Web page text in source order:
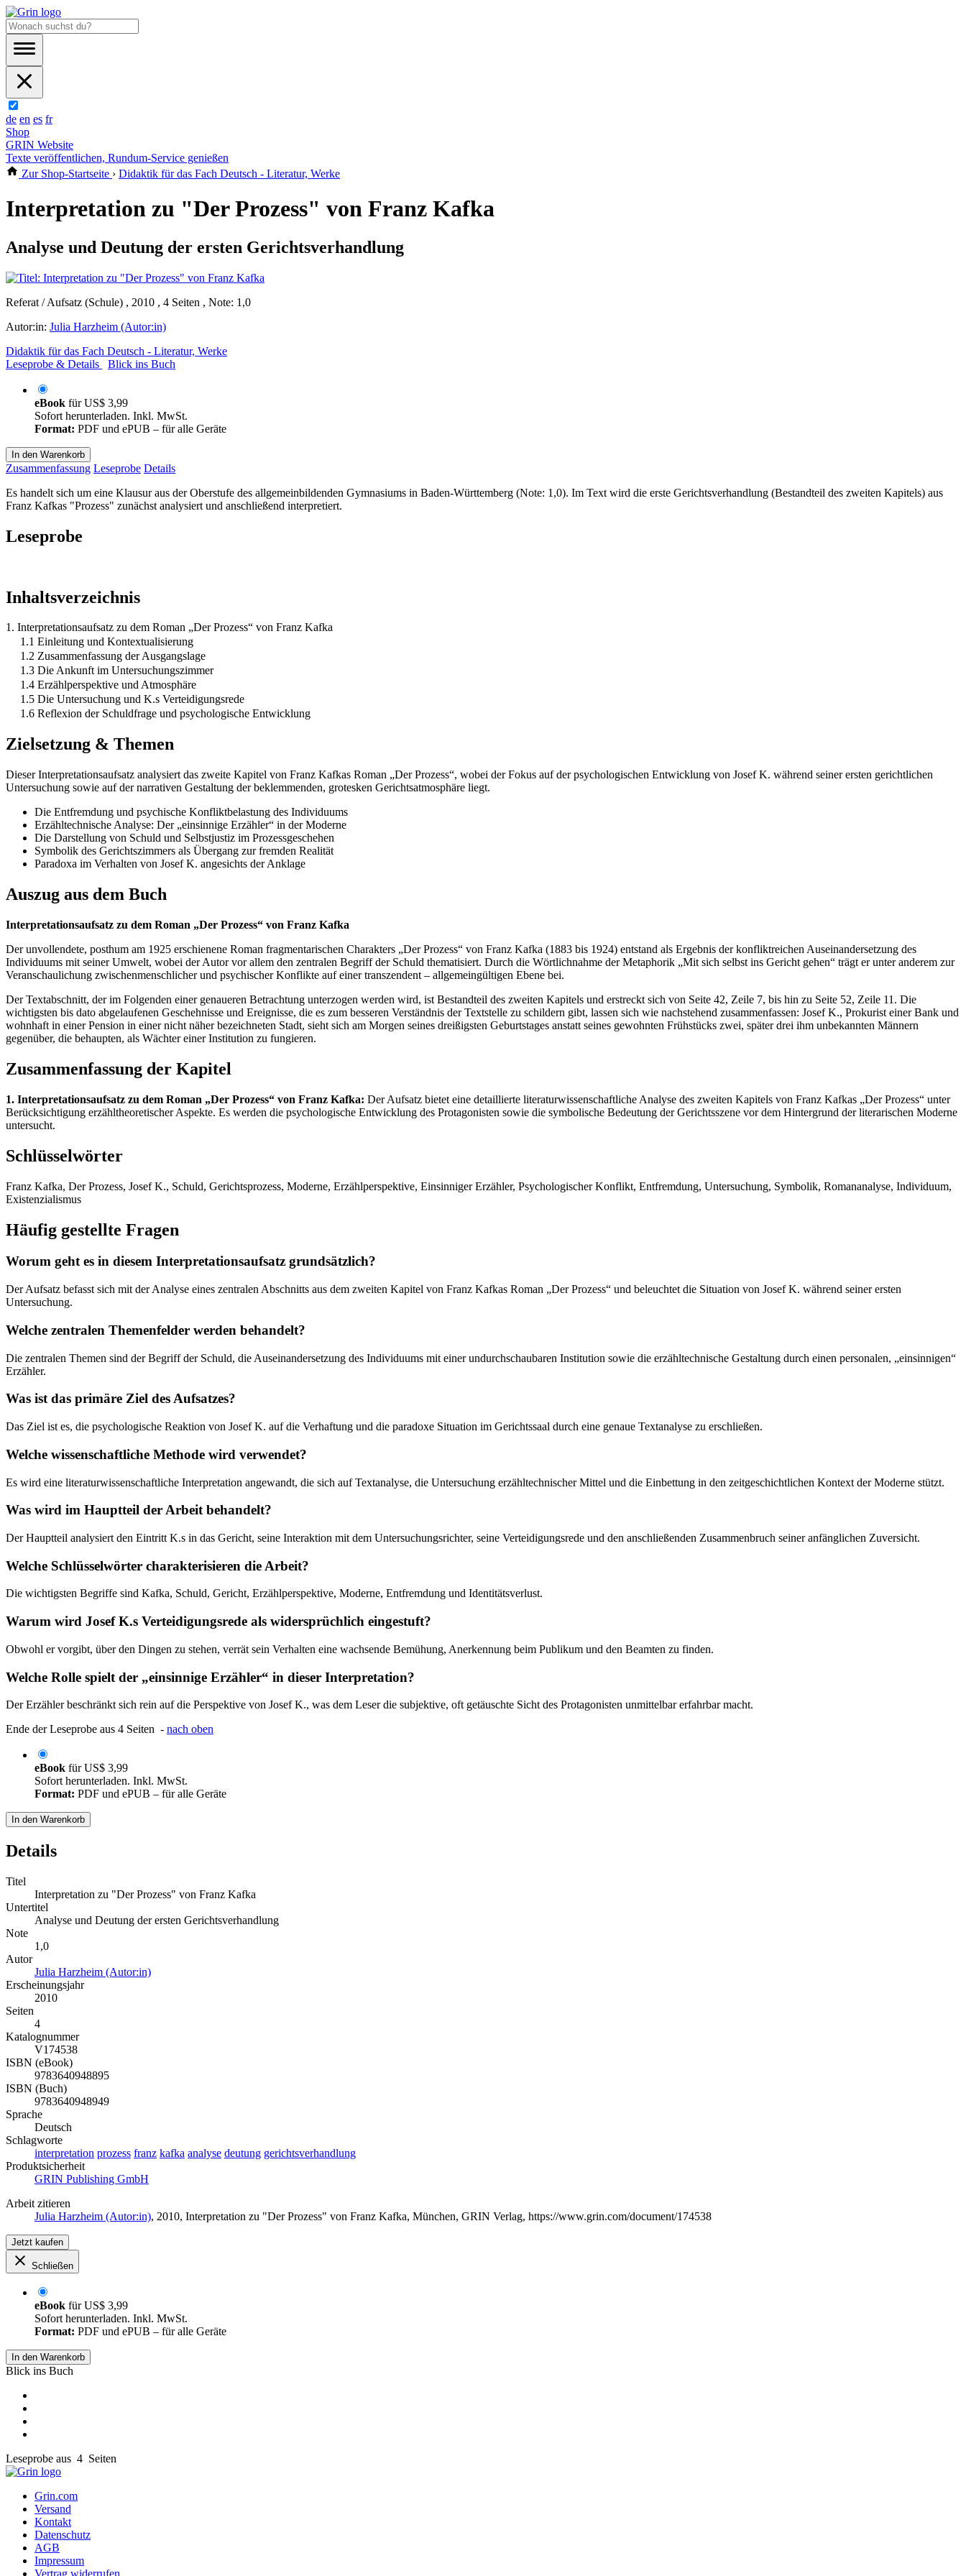
de en es fr
Shop
GRIN Website
Texte veröffentlichen, Rundum-Service genießen
Zur Shop-Startseite › Didaktik für das Fach Deutsch - Literatur, Werke
Interpretation zu "Der Prozess" von Franz Kafka
Analyse und Deutung der ersten Gerichtsverhandlung
Referat / Aufsatz (Schule) , 2010 , 4 Seiten , Note: 1,0
Autor:in: Julia Harzheim (Autor:in)
Didaktik für das Fach Deutsch - Literatur, Werke
Leseprobe & Details
Blick ins Buch
eBook fürUS$ 3,99
Sofort herunterladen. Inkl. MwSt.
Format: PDF und ePUB – für alle Geräte
In den Warenkorb
Zusammenfassung Leseprobe Details
Es handelt sich um eine Klausur aus der Oberstufe des allgemeinbildenden Gymnasiums in Baden-Württemberg (Note: 1,0). Im Text wird die erste Gerichtsverhandlung (Bestandteil des zweiten Kapitels) aus
Franz Kafkas "Prozess" zunächst analysiert und anschließend interpretiert.
Leseprobe
Inhaltsverzeichnis
1. Interpretationsaufsatz zu dem Roman „Der Prozess“ von Franz Kafka
1.1 Einleitung und Kontextualisierung
1.2 Zusammenfassung der Ausgangslage
1.3 Die Ankunft im Untersuchungszimmer
1.4 Erzählperspektive und Atmosphäre
1.5 Die Untersuchung und K.s Verteidigungsrede
1.6 Reflexion der Schuldfrage und psychologische Entwicklung
Zielsetzung & Themen
Dieser Interpretationsaufsatz analysiert das zweite Kapitel von Franz Kafkas Roman „Der Prozess“, wobei der Fokus auf der psychologischen Entwicklung von Josef K. während seiner ersten gerichtlichen
Untersuchung sowie auf der narrativen Gestaltung der beklemmenden, grotesken Gerichtsatmosphäre liegt.
Die Entfremdung und psychische Konfliktbelastung des Individuums
Erzähltechnische Analyse: Der „einsinnige Erzähler“ in der Moderne
Die Darstellung von Schuld und Selbstjustiz im Prozessgeschehen
Symbolik des Gerichtszimmers als Übergang zur fremden Realität
Paradoxa im Verhalten von Josef K. angesichts der Anklage
Auszug aus dem Buch
Interpretationsaufsatz zu dem Roman „Der Prozess“ von Franz Kafka
Der unvollendete, posthum am 1925 erschienene Roman fragmentarischen Charakters „Der Prozess“ von Franz Kafka (1883 bis 1924) entstand als Ergebnis der konfliktreichen Auseinandersetzung des
Individuums mit seiner Umwelt, wobei der Autor vor allem den zentralen Begriff der Schuld thematisiert. Durch die Wörtlichnahme der Metaphorik „Mit sich selbst ins Gericht gehen“ trägt er unter anderem zur
Veranschaulichung zwischenmenschlicher und psychischer Konflikte auf einer transzendent – allgemeingültigen Ebene bei.
Der Textabschnitt, der im Folgenden einer genaueren Betrachtung unterzogen werden wird, ist Bestandteil des zweiten Kapitels und erstreckt sich von Seite 42, Zeile 7, bis hin zu Seite 52, Zeile 11. Die
wichtigsten bis dato abgelaufenen Geschehnisse und Ereignisse, die es zum besseren Verständnis der Textstelle zu schildern gibt, lassen sich wie nachstehend zusammenfassen: Josef K., Prokurist einer Bank und
wohnhaft in einer Pension in einer nicht näher bezeichneten Stadt, sieht sich am Morgen seines dreißigsten Geburtstages anstatt seines gewohnten Frühstücks zwei, später drei ihm unbekannten Männern
gegenüber, die behaupten, als Wächter einer Institution zu fungieren.
Zusammenfassung der Kapitel
1. Interpretationsaufsatz zu dem Roman „Der Prozess“ von Franz Kafka: Der Aufsatz bietet eine detaillierte literaturwissenschaftliche Analyse des zweiten Kapitels von Franz Kafkas „Der Prozess“ unter
Berücksichtigung erzähltheoretischer Aspekte. Es werden die psychologische Entwicklung des Protagonisten sowie die symbolische Bedeutung der Gerichtsszene vor dem Hintergrund der literarischen Moderne
untersucht.
Schlüsselwörter
Franz Kafka, Der Prozess, Josef K., Schuld, Gerichtsprozess, Moderne, Erzählperspektive, Einsinniger Erzähler, Psychologischer Konflikt, Entfremdung, Untersuchung, Symbolik, Romananalyse, Individuum,
Existenzialismus
Häufig gestellte Fragen
Worum geht es in diesem Interpretationsaufsatz grundsätzlich?
Der Aufsatz befasst sich mit der Analyse eines zentralen Abschnitts aus dem zweiten Kapitel von Franz Kafkas Roman „Der Prozess“ und beleuchtet die Situation von Josef K. während seiner ersten
Untersuchung.
Welche zentralen Themenfelder werden behandelt?
Die zentralen Themen sind der Begriff der Schuld, die Auseinandersetzung des Individuums mit einer undurchschaubaren Institution sowie die erzähltechnische Gestaltung durch einen personalen, „einsinnigen“
Erzähler.
Was ist das primäre Ziel des Aufsatzes?
Das Ziel ist es, die psychologische Reaktion von Josef K. auf die Verhaftung und die paradoxe Situation im Gerichtssaal durch eine genaue Textanalyse zu erschließen.
Welche wissenschaftliche Methode wird verwendet?
Es wird eine literaturwissenschaftliche Interpretation angewandt, die sich auf Textanalyse, die Untersuchung erzähltechnischer Mittel und die Einbettung in den zeitgeschichtlichen Kontext der Moderne stützt.
Was wird im Hauptteil der Arbeit behandelt?
Der Hauptteil analysiert den Eintritt K.s in das Gericht, seine Interaktion mit dem Untersuchungsrichter, seine Verteidigungsrede und den anschließenden Zusammenbruch seiner anfänglichen Zuversicht.
Welche Schlüsselwörter charakterisieren die Arbeit?
Die wichtigsten Begriffe sind Kafka, Schuld, Gericht, Erzählperspektive, Moderne, Entfremdung und Identitätsverlust.
Warum wird Josef K.s Verteidigungsrede als widersprüchlich eingestuft?
Obwohl er vorgibt, über den Dingen zu stehen, verrät sein Verhalten eine wachsende Bemühung, Anerkennung beim Publikum und den Beamten zu finden.
Welche Rolle spielt der „einsinnige Erzähler“ in dieser Interpretation?
Der Erzähler beschränkt sich rein auf die Perspektive von Josef K., was dem Leser die subjektive, oft getäuschte Sicht des Protagonisten unmittelbar erfahrbar macht.
Ende der Leseprobe aus 4 Seiten - nach oben
eBook fürUS$ 3,99
Sofort herunterladen. Inkl. MwSt.
Format: PDF und ePUB – für alle Geräte
In den Warenkorb
Details
Titel
Interpretation zu "Der Prozess" von Franz Kafka
Untertitel
Analyse und Deutung der ersten Gerichtsverhandlung
Note
1,0
Autor
Julia Harzheim (Autor:in)
Erscheinungsjahr
2010
Seiten
4
Katalognummer
V174538
ISBN (eBook)
9783640948895
ISBN (Buch)
9783640948949
Sprache
Deutsch
Schlagworte
interpretation prozess franz kafka analyse deutung gerichtsverhandlung
Produktsicherheit
GRIN Publishing GmbH
Arbeit zitieren
Julia Harzheim (Autor:in), 2010, Interpretation zu "Der Prozess" von Franz Kafka, München, GRIN Verlag, https://www.grin.com/document/174538
Jetzt kaufen
Schließen
eBook fürUS$ 3,99
Sofort herunterladen. Inkl. MwSt.
Format: PDF und ePUB – für alle Geräte
In den Warenkorb
Blick ins Buch
Leseprobe aus 4 Seiten
Grin.com
Versand
Kontakt
Datenschutz
AGB
Impressum
Vertrag widerrufen